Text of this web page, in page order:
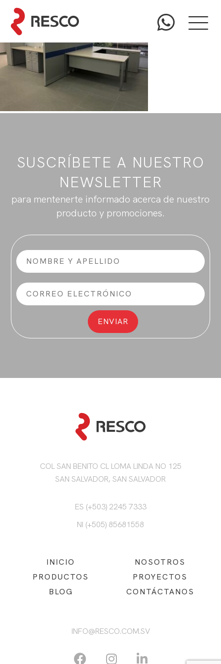
SUSCRÍBETE A NUESTRO
NEWSLETTER
para mentenerte informado acerca de nuestro
producto y promociones.
COL SAN BENITO CL LOMA LINDA NO 125
SAN SALVADOR, SAN SALVADOR
ES (+503) 2245 7333
NI (+505) 85681558
INICIO
NOSOTROS
PRODUCTOS
PROYECTOS
BLOG
CONTÁCTANOS
INFO@RESCO.COM.SV